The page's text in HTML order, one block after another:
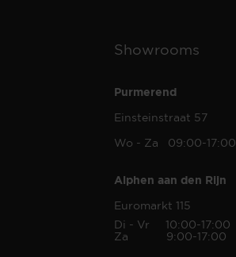
Showrooms
Purmerend
Einsteinstraat 57
Wo - Za 09:00-17:00
Alphen aan den Rijn
Euromarkt 115
Di - Vr 10:00-17:00
Za 9:00-17:00